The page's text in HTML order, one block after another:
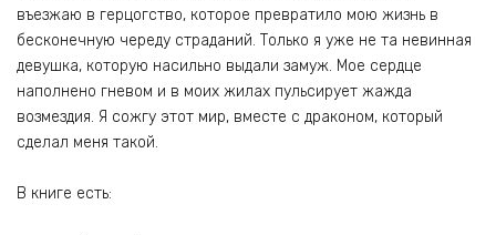
въезжаю в герцогство, которое превратило мою жизнь в
бесконечную череду страданий. Только я уже не та невинная
девушка, которую насильно выдали замуж. Мое сердце
наполнено гневом и в моих жилах пульсирует жажда
возмездия. Я сожгу этот мир, вместе с драконом, который
сделал меня такой.
В книге есть: